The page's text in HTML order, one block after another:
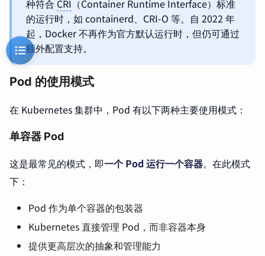
种符合 CRI （Container Runtime Interface）标准
的运行时，如 containerd、CRI-O 等。自 2022 年
起，Docker 不再作为官方默认运行时，但仍可通过
额外配置支持。
Pod 的使用模式
在 Kubernetes 集群中，Pod 有以下两种主要使用模式：
单容器 Pod
这是最常见的模式，即一个 Pod 运行一个容器。在此模式
下：
Pod 作为单个容器的包装器
Kubernetes 直接管理 Pod，而非容器本身
提供更高层次的抽象和管理能力